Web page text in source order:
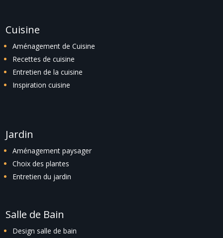
Cuisine
Aménagement de Cuisine
Recettes de cuisine
Entretien de la cuisine
Inspiration cuisine
Jardin
Aménagement paysager
Choix des plantes
Entretien du jardin
Salle de Bain
Design salle de bain